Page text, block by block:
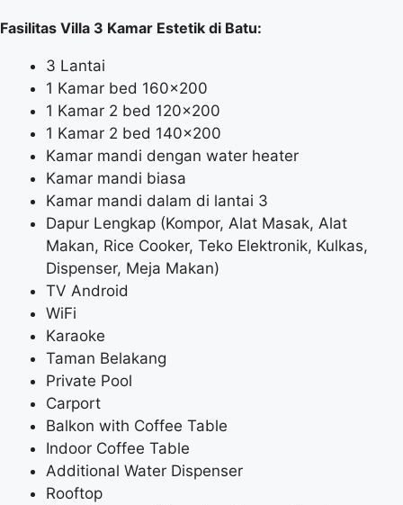
Fasilitas Villa 3 Kamar Estetik di Batu:
3 Lantai
1 Kamar bed 160×200
1 Kamar 2 bed 120×200
1 Kamar 2 bed 140×200
Kamar mandi dengan water heater
Kamar mandi biasa
Kamar mandi dalam di lantai 3
Dapur Lengkap (Kompor, Alat Masak, Alat
Makan, Rice Cooker, Teko Elektronik, Kulkas,
Dispenser, Meja Makan)
TV Android
WiFi
Karaoke
Taman Belakang
Private Pool
Carport
Balkon with Coffee Table
Indoor Coffee Table
Additional Water Dispenser
Rooftop